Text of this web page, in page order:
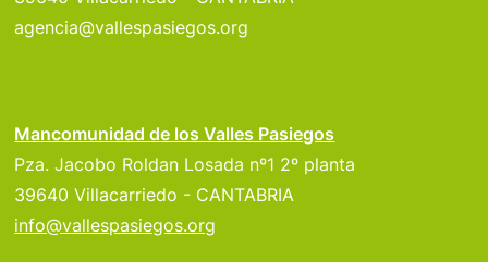
agencia@vallespasiegos.org
Mancomunidad de los Valles Pasiegos
Pza. Jacobo Roldan Losada nº1 2º planta
39640 Villacarriedo - CANTABRIA
info@vallespasiegos.org